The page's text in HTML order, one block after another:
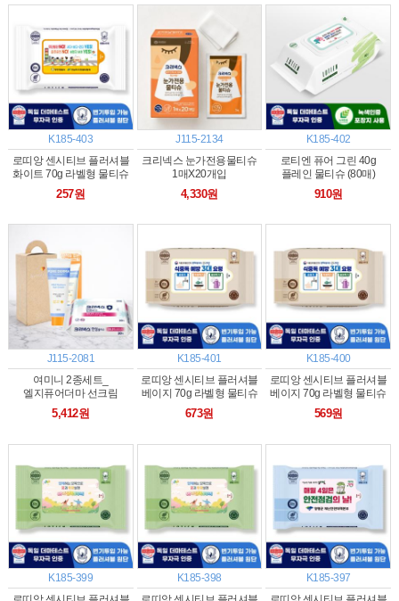
K185-403
로띠앙 센시티브 플러셔블
화이트 70g 라벨형 물티슈
(10매)
257원
J115-2134
크리넥스 눈가전용물티슈
1매X20개입
4,330원
K185-402
로티엔 퓨어 그린 40g
플레인 물티슈 (80매)
910원
J115-2081
여미니 2종세트_
엘지퓨어더마 선크림
+크리넥스 안심 물티슈
20매(손잡이박스)
5,412원
K185-401
로띠앙 센시티브 플러셔블
베이지 70g 라벨형 물티슈
(30매)
673원
K185-400
로띠앙 센시티브 플러셔블
베이지 70g 라벨형 물티슈
(25매)
569원
K185-399
K185-398
K185-397